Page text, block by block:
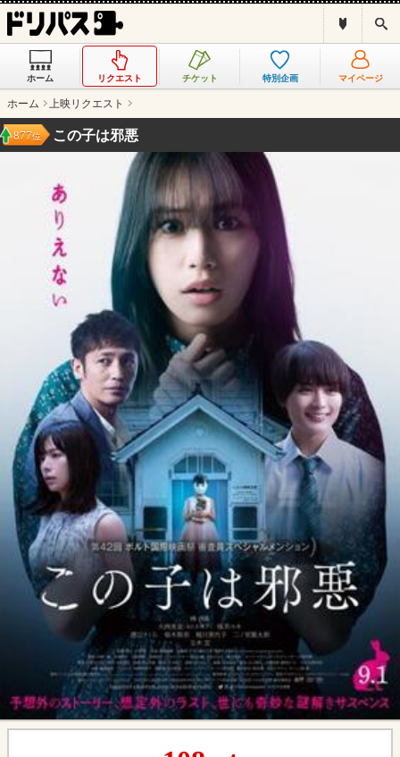
ス
ホーム リクエスト チケット 特別企画 マイページ
ホーム 上映リクエスト
この子は邪悪
877位